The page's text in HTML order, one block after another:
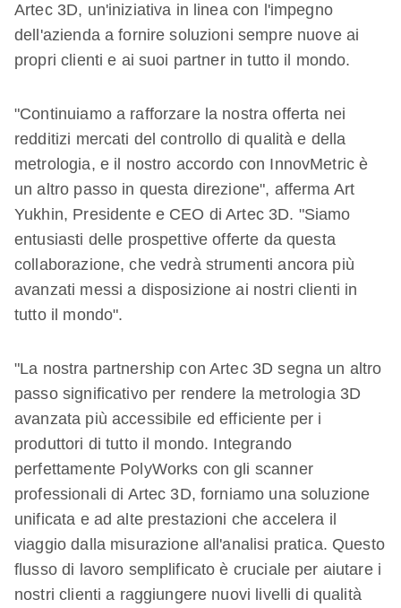
Artec 3D, un'iniziativa in linea con l'impegno
dell'azienda a fornire soluzioni sempre nuove ai
propri clienti e ai suoi partner in tutto il mondo.
"Continuiamo a rafforzare la nostra offerta nei
redditizi mercati del controllo di qualità e della
metrologia, e il nostro accordo con InnovMetric è
un altro passo in questa direzione", afferma Art
Yukhin, Presidente e CEO di Artec 3D. "Siamo
entusiasti delle prospettive offerte da questa
collaborazione, che vedrà strumenti ancora più
avanzati messi a disposizione ai nostri clienti in
tutto il mondo".
"La nostra partnership con Artec 3D segna un altro
passo significativo per rendere la metrologia 3D
avanzata più accessibile ed efficiente per i
produttori di tutto il mondo. Integrando
perfettamente PolyWorks con gli scanner
professionali di Artec 3D, forniamo una soluzione
unificata e ad alte prestazioni che accelera il
viaggio dalla misurazione all'analisi pratica. Questo
flusso di lavoro semplificato è cruciale per aiutare i
nostri clienti a raggiungere nuovi livelli di qualità